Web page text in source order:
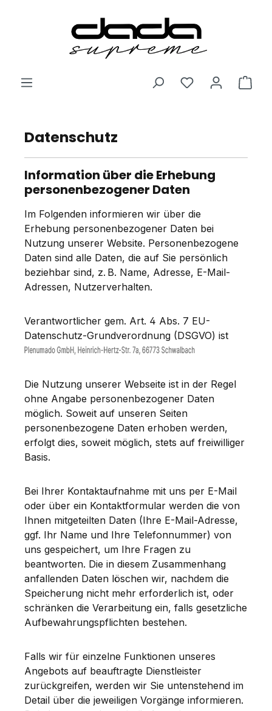
Du hast 0
Datenschutz
Information über die Erhebung
personenbezogener Daten
Im Folgenden informieren wir über die
Erhebung personenbezogener Daten bei
Nutzung unserer Website. Personenbezogene
Daten sind alle Daten, die auf Sie persönlich
beziehbar sind, z. B. Name, Adresse, E-Mail-
Adressen, Nutzerverhalten.
Verantwortlicher gem. Art. 4 Abs. 7 EU-
Datenschutz-Grundverordnung (DSGVO) ist
Die Nutzung unserer Webseite ist in der Regel
ohne Angabe personenbezogener Daten
möglich. Soweit auf unseren Seiten
personenbezogene Daten erhoben werden,
erfolgt dies, soweit möglich, stets auf freiwilliger
Basis.
Bei Ihrer Kontaktaufnahme mit uns per E-Mail
oder über ein Kontaktformular werden die von
Ihnen mitgeteilten Daten (Ihre E-Mail-Adresse,
ggf. Ihr Name und Ihre Telefonnummer) von
uns gespeichert, um Ihre Fragen zu
beantworten. Die in diesem Zusammenhang
anfallenden Daten löschen wir, nachdem die
Speicherung nicht mehr erforderlich ist, oder
schränken die Verarbeitung ein, falls gesetzliche
Aufbewahrungspflichten bestehen.
Falls wir für einzelne Funktionen unseres
Angebots auf beauftragte Dienstleister
zurückgreifen, werden wir Sie untenstehend im
Detail über die jeweiligen Vorgänge informieren.